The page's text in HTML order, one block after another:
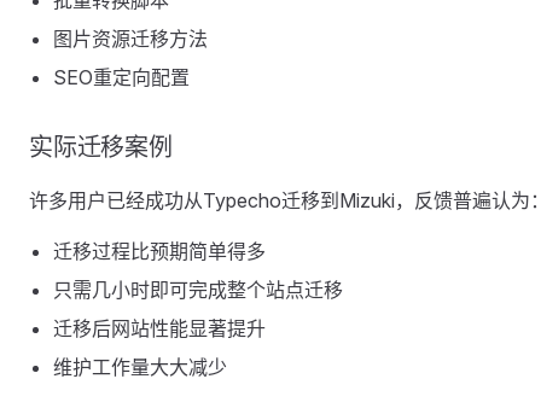
图片资源迁移方法
SEO重定向配置
实际迁移案例
许多用户已经成功从Typecho迁移到Mizuki，反馈普遍认为
迁移过程比预期简单得多
只需几小时即可完成整个站点迁移
迁移后网站性能显著提升
维护工作量大大减少